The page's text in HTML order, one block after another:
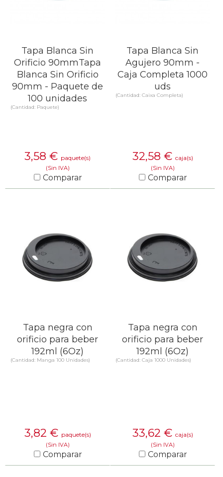
Tapa Blanca Sin
Orificio 90mmTapa
Blanca Sin Orificio
90mm - Paquete de
100 unidades
(Cantidad: Paquete)
3,58 € paquete(s)
(Sin IVA)
Comparar
Tapa Blanca Sin
Agujero 90mm -
Caja Completa 1000
uds
(Cantidad: Caixa Completa)
32,58 € caja(s)
(Sin IVA)
Comparar
Tapa negra con
orificio para beber
192ml (6Oz)
(Cantidad: Manga 100 Unidades)
3,82 € paquete(s)
(Sin IVA)
Comparar
Tapa negra con
orificio para beber
192ml (6Oz)
(Cantidad: Caja 1000 Unidades)
33,62 € caja(s)
(Sin IVA)
Comparar